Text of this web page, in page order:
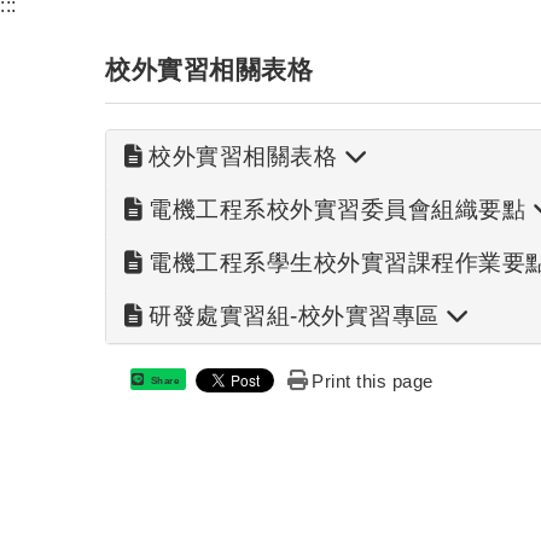
:::
校外實習相關表格
校外實習相關表格
電機工程系校外實習委員會組織要點
電機工程系學生校外實習課程作業要
研發處實習組-校外實習專區
Share Print this page